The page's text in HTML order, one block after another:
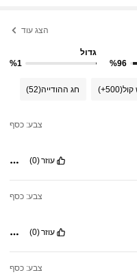
הצג עוד
%96
גדול
%1
(500+) חג ההודייה(52)
צבע: כסף
עוזר(0)
צבע: כסף
עוזר(0)
צבע: כסף